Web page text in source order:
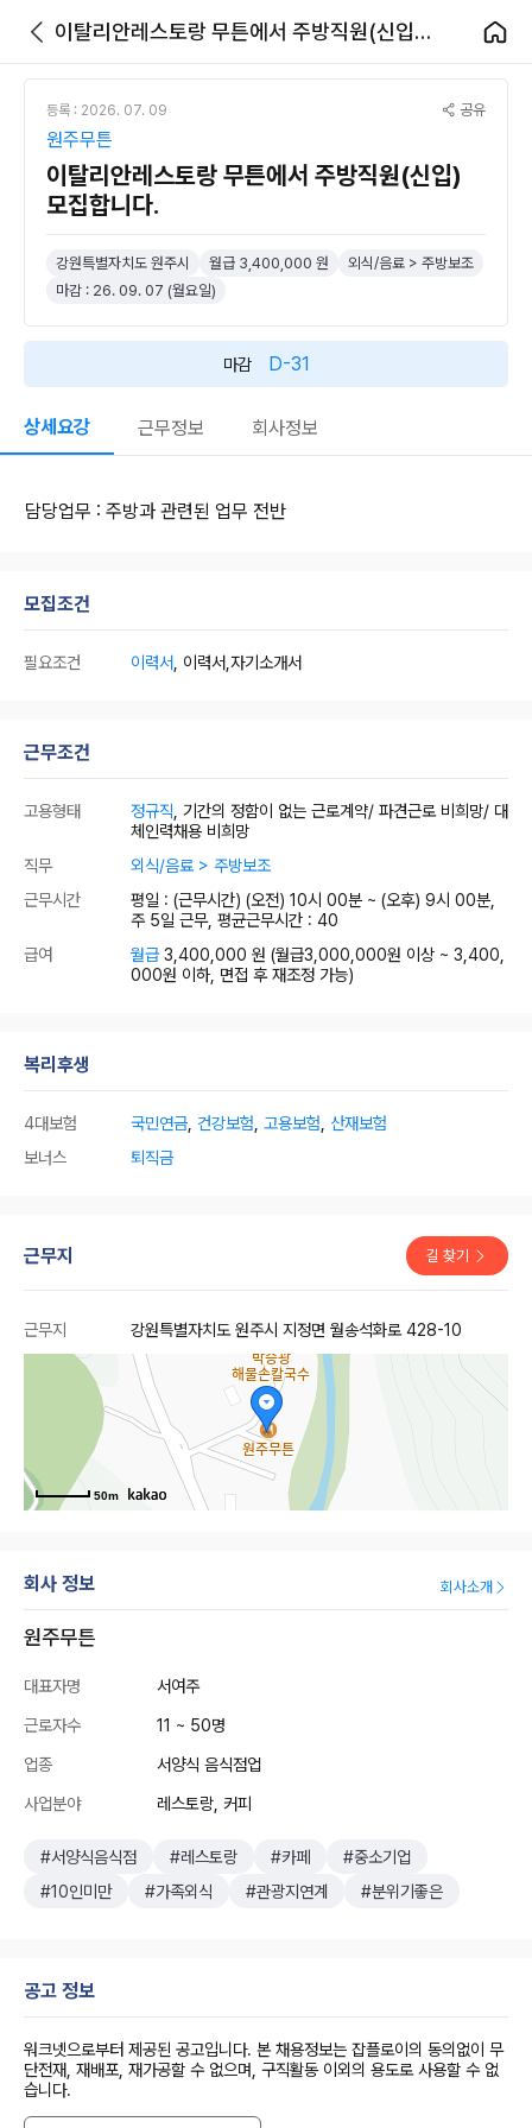
이탈리안레스토랑 무튼에서 주방직원(신입) 모집합니다.
등록 : 2026. 07. 09 공유
원주무튼
이탈리안레스토랑 무튼에서 주방직원(신입)
모집합니다.
강원특별자치도 원주시 월급 3,400,000 원
외식/음료 > 주방보조
마감 : 26. 09. 07 (월요일)
마감 D-31
상세요강 근무정보 회사정보
담당업무 : 주방과 관련된 업무 전반
모집조건
필요조건 이력서 , 이력서,자기소개서
근무조건
고용형태 정규직 , 기간의 정함이 없는 근로계약/ 파견근로 비희망/ 대
체인력채용 비희망
직무
외식/음료 > 주방보조
근무시간
평일 : (근무시간) (오전) 10시 00분 ~ (오후) 9시 00분,
주 5일 근무, 평균근무시간 : 40
급여
월급 3,400,000 원 (월급3,000,000원 이상 ~ 3,400,
000원 이하, 면접 후 재조정 가능)
복리후생
4대보험 국민연금 건강보험 고용보험 산재보험
보너스
퇴직금
근무지 길 찾기
근무지 강원특별자치도 원주시 지정면 월송석화로 428-10
50m
회사 정보 회사소개
원주무튼
대표자명
서여주
근로자수
11 ~ 50명
업종
서양식 음식점업
사업분야
레스토랑, 커피
#서양식음식점 #레스토랑 #카페
#중소기업
#10인미만
#가족외식 #관광지연계 #분위기좋은
공고 정보
워크넷으로부터 제공된 공고입니다. 본 채용정보는 잡플로이의 동의없이 무
단전재, 재배포, 재가공할 수 없으며, 구직활동 이외의 용도로 사용할 수 없
습니다.